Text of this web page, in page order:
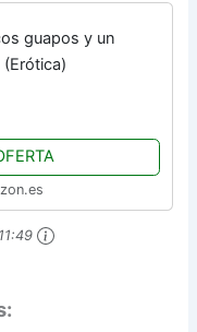
guapos y un